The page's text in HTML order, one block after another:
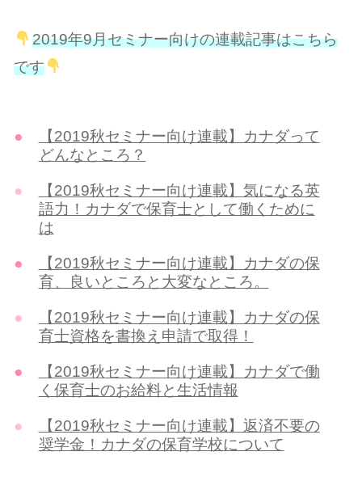
2019年9月セミナー向けの連載記事はこちら
です
【2019秋セミナー向け連載】カナダって
どんなところ？
【2019秋セミナー向け連載】気になる英
語力！カナダで保育士として働くために
は
【2019秋セミナー向け連載】カナダの保
育、良いところと大変なところ。
【2019秋セミナー向け連載】カナダの保
育士資格を書換え申請で取得！
【2019秋セミナー向け連載】カナダで働
く保育士のお給料と生活情報
【2019秋セミナー向け連載】返済不要の
奨学金！カナダの保育学校について